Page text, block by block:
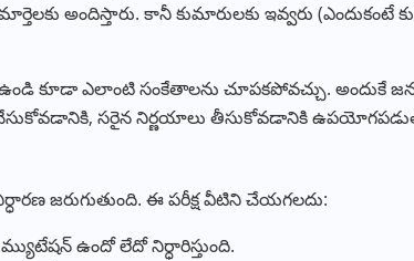
అందిస్తారు. కానీ కుమారులకు ఇవ్వరు (ఎందుకంటే
ఉండి కూడా ఎలాంటి సంకేతాలను చూపకపోవచ్చు. అందుకే
చేసుకోవడానికి, సరైన నిర్ణయాలు తీసుకోవడానికి
జరుగుతుంది. ఈ పరీక్ష వీటిని చేయగలదు:
ఉందో లేదో నిర్ధారిస్తుంది.